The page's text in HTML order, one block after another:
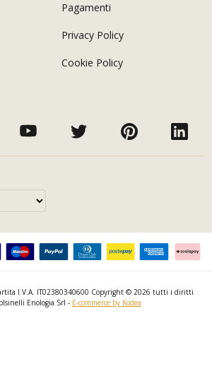
Pagamenti
Privacy Policy
Cookie Policy
I.V.A. IT02380340600 Copyright © 2026 tutti i diritti
Enologia Srl - E-commerce by Kodea